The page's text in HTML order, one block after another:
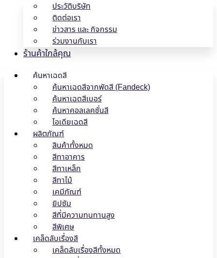
ประวัติบริษัท
ติดต่อเรา
ข่าวสาร และ กิจกรรม
ร่วมงานกับเรา
ร้านค้าใกล้คุณ
ค้นหาเฉดสี
ค้นหาเฉดสีจากพัดสี (Fandeck)
ค้นหาเฉดสีเบอร์
ค้นหาคอลเลคชั่นสี
ไอเดียเฉดสี
ผลิตภัณฑ์
สินค้าทั้งหมด
สีทาอาคาร
สีทาเหล็ก
สีทาไม้
เคมีภัณฑ์
ยิปซัม
สีที่มีความทนทานสูง
สีพิเศษ
เคล็ดลับเรื่องสี
เคล็ดลับเรื่องสีทั้งหมด